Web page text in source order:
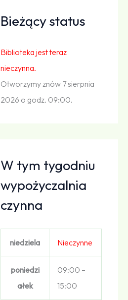
Bieżący status
Biblioteka jest teraz
nieczynna.
Otworzymy znów 7 sierpnia
2026 o godz. 09:00.
W tym tygodniu
wypożyczalnia
czynna
niedziela Nieczynne
poniedzi
ałek
09:00 –
15:00